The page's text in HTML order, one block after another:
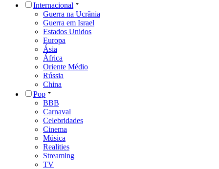
Internacional
Guerra na Ucrânia
Guerra em Israel
Estados Unidos
Europa
Ásia
África
Oriente Médio
Rússia
China
Pop
BBB
Carnaval
Celebridades
Cinema
Música
Realities
Streaming
TV